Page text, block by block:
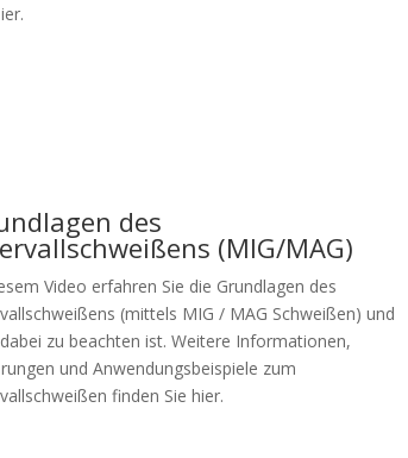
des
(MIG/MAG)
Video erfahren Sie die Grundlagen des
(mittels MIG / MAG Schweißen) und
zu beachten ist. Weitere Informationen,
und Anwendungsbeispiele zum
finden Sie hier.